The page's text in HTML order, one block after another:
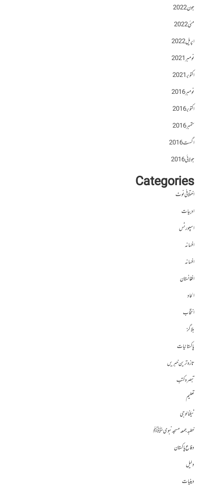
جون 2022
مئی 2022
اپریل 2022
نومبر 2021
اکتوبر 2021
نومبر 2016
اکتوبر 2016
ستمبر 2016
اگست 2016
جولائی 2016
Categories
اختلافی نوٹ
ادبیات
اسپورٹس
افسانہ
افسانہ
افغانستان
الحاد
انتخاب
بلاگز
پاکستانیات
تازہ ترین خبریں
تبصرہ کتب
تعلیم
ٹیکنالوجی
خطبہ جمعہ مسجد نبوی ﷺ
دفاع پاکستان
دلیل
دینیات